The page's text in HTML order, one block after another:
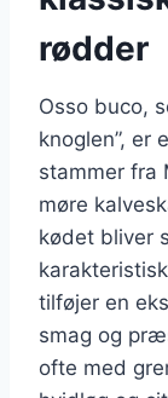
rødder
Osso buco,
knoglen”, er
stammer fra
møre
kødet bliver
tilføjer en
smag og
ofte med